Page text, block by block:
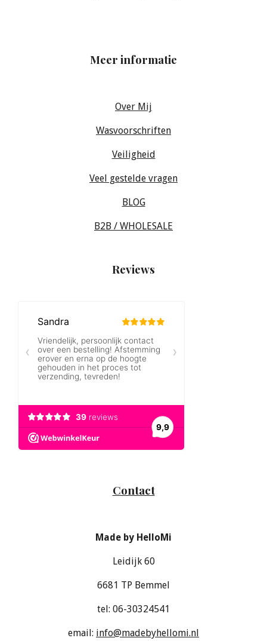
Meer informatie
Over Mij
Wasvoorschriften
Veiligheid
Veel gestelde vragen
BLOG
B2B / WHOLESALE
Reviews
Contact
Made by HelloMi
Leidijk 60
6681 TP Bemmel
tel: 06-30324541
email: info@madebyhellomi.nl